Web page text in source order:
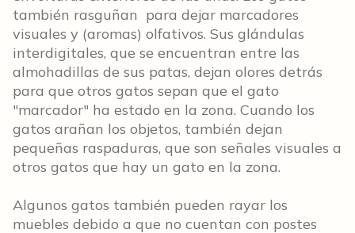
también rasguñan para dejar marcadores
visuales y (aromas) olfativos. Sus glándulas
interdigitales, que se encuentran entre las
almohadillas de sus patas, dejan olores detrás
para que otros gatos sepan que el gato
"marcador" ha estado en la zona. Cuando los
gatos arañan los objetos, también dejan
pequeñas raspaduras, que son señales visuales a
otros gatos que hay un gato en la zona.
Algunos gatos también pueden rayar los
muebles debido a que no cuentan con postes